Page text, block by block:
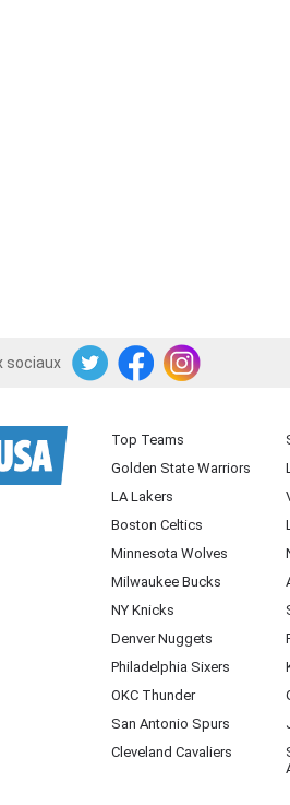
sociauxFacebookInstagram
Top Teams
Golden State Warriors
LA Lakers
Boston Celtics
Minnesota Wolves
Milwaukee Bucks
NY Knicks
Denver Nuggets
Philadelphia Sixers
OKC Thunder
San Antonio Spurs
Cleveland Cavaliers